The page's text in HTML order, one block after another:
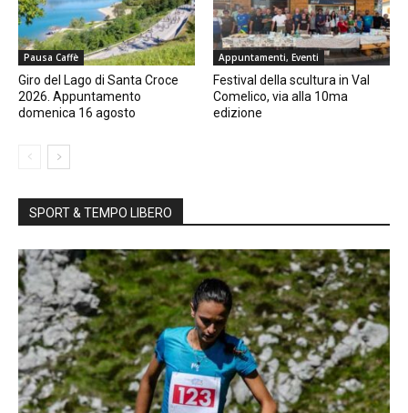
Pausa Caffè
Giro del Lago di Santa Croce
2026. Appuntamento
domenica 16 agosto
Appuntamenti, Eventi
Festival della scultura in Val
Comelico, via alla 10ma
edizione
SPORT & TEMPO LIBERO